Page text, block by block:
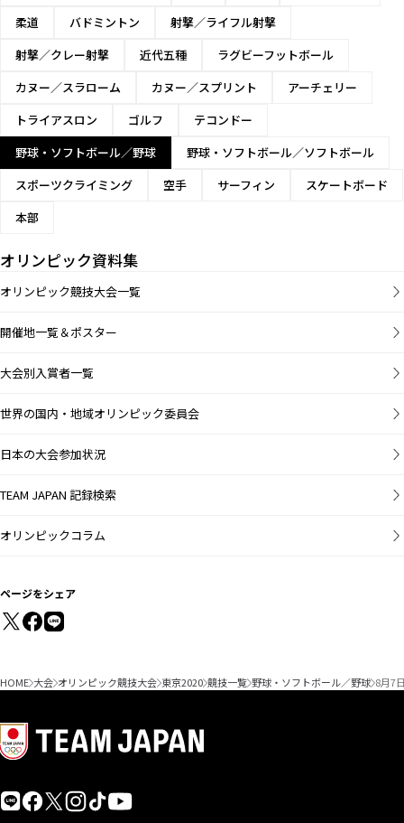
柔道
バドミントン
射撃／ライフル射撃
射撃／クレー射撃
近代五種
ラグビーフットボール
カヌー／スラローム
カヌー／スプリント
アーチェリー
トライアスロン
ゴルフ
テコンドー
野球・ソフトボール／野球
野球・ソフトボール／ソフトボール
スポーツクライミング
空手 サーフィン
スケートボード
本部
オリンピック資料集
オリンピック競技大会一覧
開催地一覧＆ポスター
大会別入賞者一覧
世界の国内・地域オリンピック委員会
日本の大会参加状況
TEAM JAPAN 記録検索
オリンピックコラム
ページをシェア
HOME 大会 オリンピック競技大会 東京2020 競技一覧 野球・ソフトボール／野球 8月7